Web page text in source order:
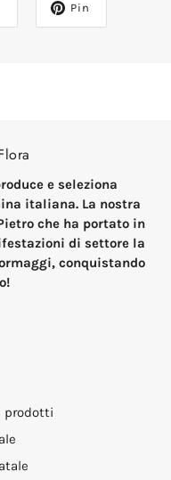
Pin
e seleziona
italiana. La nostra
che ha portato in
di settore la
conquistando
prodotti